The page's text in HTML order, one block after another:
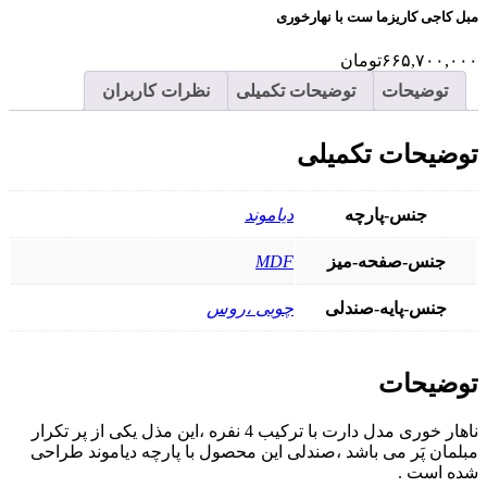
مبل کاجی کاریزما ست با نهارخوری
۶۶۵,۷۰۰,۰۰۰تومان
توضیحات
توضیحات تکمیلی نظرات کاربران
توضیحات تکمیلی
جنس-پارچه دیاموند
جنس-صفحه-میز MDF
جنس-پایه-صندلی چوبی ،روس
توضیحات
ناهار خوری مدل دارت با ترکیب 4 نفره ،این مذل یکی از پر تکرار
مبلمان پَر می باشد ،صندلی این محصول با پارچه دیاموند طراحی
شده است .